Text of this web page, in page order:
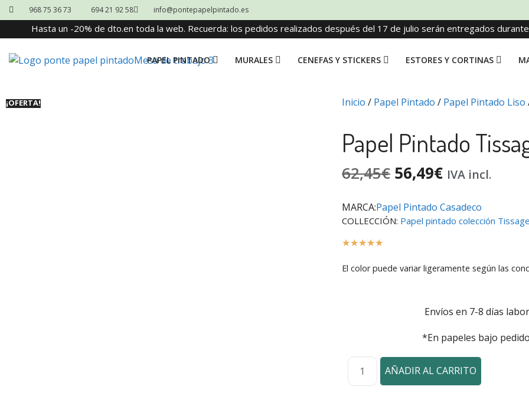
968 75 36 73 694 21 92 58 info@pontepapelpintado.es
Hasta un -20% de dto.en toda la web. Recuerda: los pedidos realizados después del 17 de julio serán entregados
PAPEL PINTADO MURALES CENEFAS Y STICKERS ESTORES Y CORTINAS
¡OFERTA! Inicio / Papel Pintado / Papel Pintado Liso
Papel Pintado
62,45€ 56,49€ IVA incl.
MARCA:Papel Pintado Casadeco
COLLECCIÓN: Papel pintado colección Tissage
☆☆☆☆☆
El color puede variar ligeramente según las
Envíos en 7-8 días
*En papeles bajo
AÑADIR AL CARRITO